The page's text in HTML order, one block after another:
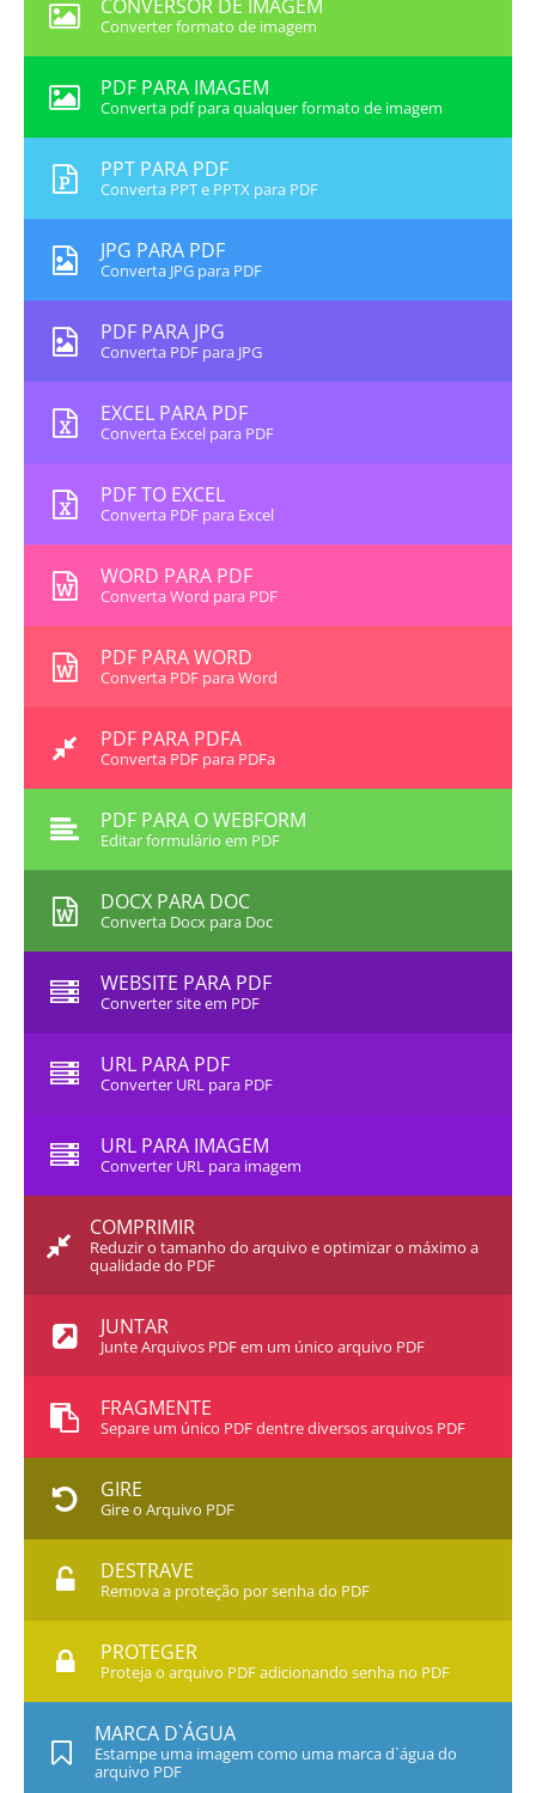
CONVERSOR DE IMAGEM
Converter formato de imagem
PDF PARA IMAGEM
Converta pdf para qualquer formato de imagem
PPT PARA PDF
Converta PPT e PPTX para PDF
JPG PARA PDF
Converta JPG para PDF
PDF PARA JPG
Converta PDF para JPG
EXCEL PARA PDF
Converta Excel para PDF
PDF TO EXCEL
Converta PDF para Excel
WORD PARA PDF
Converta Word para PDF
PDF PARA WORD
Converta PDF para Word
PDF PARA PDFA
Converta PDF para PDFa
PDF PARA O WEBFORM
Editar formulário em PDF
DOCX PARA DOC
Converta Docx para Doc
WEBSITE PARA PDF
Converter site em PDF
URL PARA PDF
Converter URL para PDF
URL PARA IMAGEM
Converter URL para imagem
COMPRIMIR
Reduzir o tamanho do arquivo e optimizar o máximo a
qualidade do PDF
JUNTAR
Junte Arquivos PDF em um único arquivo PDF
FRAGMENTE
Separe um único PDF dentre diversos arquivos PDF
GIRE
Gire o Arquivo PDF
DESTRAVE
Remova a proteção por senha do PDF
PROTEGER
Proteja o arquivo PDF adicionando senha no PDF
MARCA D`ÁGUA
Estampe uma imagem como uma marca d`água do
arquivo PDF